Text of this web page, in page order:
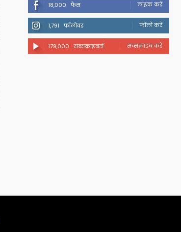
18,000 फैंस लाइक करें
1,791 फॉलोवर फॉलो करें
179,000 सब्सक्राइबर्स सब्सक्राइब करें